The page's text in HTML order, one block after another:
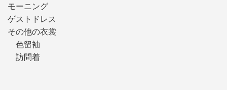
モーニング
ゲストドレス
その他の衣裳
色留袖
訪問着